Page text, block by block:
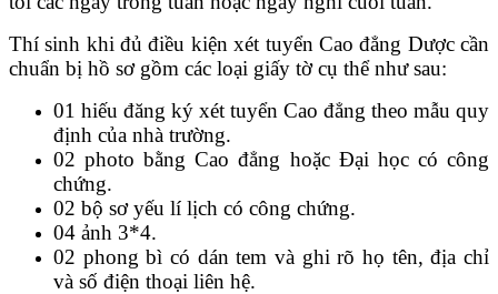
Thí sinh khi đủ điều kiện xét tuyển Cao đẳng Dược cần
chuẩn bị hồ sơ gồm các loại giấy tờ cụ thể như sau:
01 hiếu đăng ký xét tuyển Cao đẳng theo mẫu quy
định của nhà trường.
02 photo bằng Cao đẳng hoặc Đại học có công
chứng.
02 bộ sơ yếu lí lịch có công chứng.
04 ảnh 3*4.
02 phong bì có dán tem và ghi rõ họ tên, địa chỉ
và số điện thoại liên hệ.